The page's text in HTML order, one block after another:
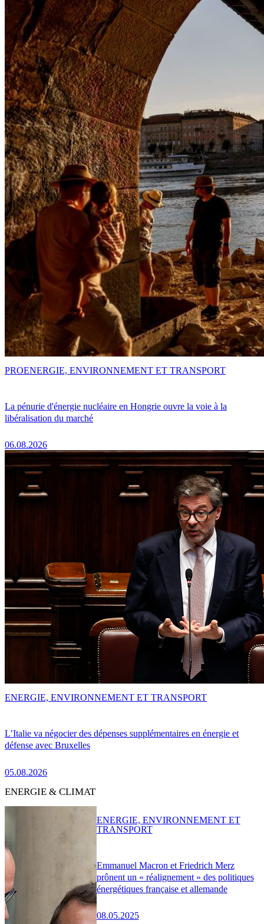
La pénurie d'énergie nucléaire en Hongrie ouvre la voie à la
libéralisation du marché
06.08.2026
PROENERGIE, ENVIRONNEMENT ET TRANSPORT
L’Italie va négocier des dépenses supplémentaires en énergie et
défense avec Bruxelles
05.08.2026
ENERGIE, ENVIRONNEMENT ET TRANSPORT
ENERGIE & CLIMAT
Emmanuel Macron et Friedrich Merz
prônent un « réalignement » des politiques
énergétiques française et allemande
08.05.2025
ENERGIE, ENVIRONNEMENT ET
TRANSPORT